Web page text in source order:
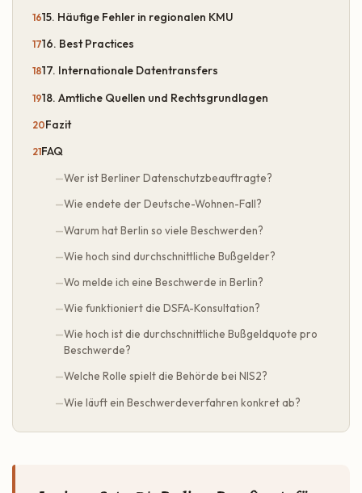
15. Häufige Fehler in regionalen KMU
16. Best Practices
17. Internationale Datentransfers
18. Amtliche Quellen und Rechtsgrundlagen
Fazit
FAQ
Wer ist Berliner Datenschutzbeauftragte?
Wie endete der Deutsche-Wohnen-Fall?
Warum hat Berlin so viele Beschwerden?
Wie hoch sind durchschnittliche Bußgelder?
Wo melde ich eine Beschwerde in Berlin?
Wie funktioniert die DSFA-Konsultation?
Wie hoch ist die durchschnittliche Bußgeldquote pro
Beschwerde?
Welche Rolle spielt die Behörde bei NIS2?
Wie läuft ein Beschwerdeverfahren konkret ab?